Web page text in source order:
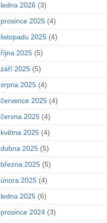
ledna 2026 (3)
prosince 2025 (4)
listopadu 2025 (4)
října 2025 (5)
září 2025 (5)
srpna 2025 (4)
července 2025 (4)
června 2025 (4)
května 2025 (4)
dubna 2025 (5)
března 2025 (5)
února 2025 (4)
ledna 2025 (6)
prosince 2024 (3)